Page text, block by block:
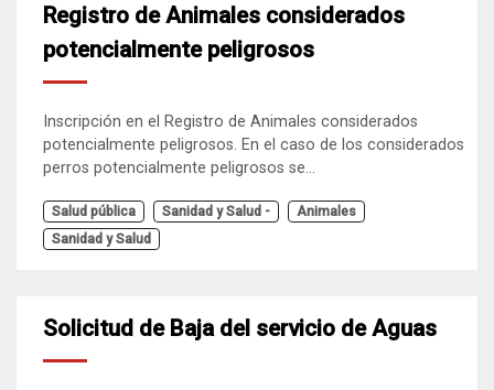
Registro de Animales considerados
potencialmente peligrosos
Inscripción en el Registro de Animales considerados
potencialmente peligrosos. En el caso de los considerados
perros potencialmente peligrosos se...
Salud pública Sanidad y Salud -
Animales
Sanidad y Salud
Solicitud de Baja del servicio de Aguas